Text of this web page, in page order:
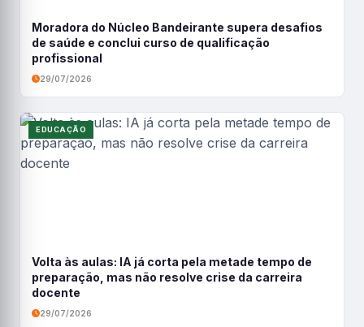
Moradora do Núcleo Bandeirante supera desafios
de saúde e conclui curso de qualificação
profissional
29/07/2026
EDUCAÇÃO
Volta às aulas: IA já corta pela metade tempo de
preparação, mas não resolve crise da carreira
docente
29/07/2026